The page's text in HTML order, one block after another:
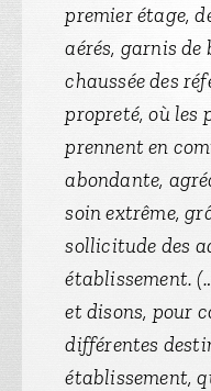
premier étage,
aérés, garnis
chaussée des
propreté, où les
prennent en
abondante,
soin extrême,
sollicitude des
établissement.
et disons, pour
différentes
établissement,